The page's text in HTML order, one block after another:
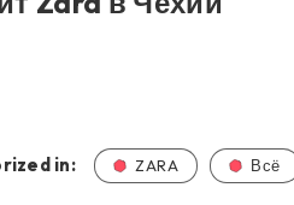
in: ZARA Всё